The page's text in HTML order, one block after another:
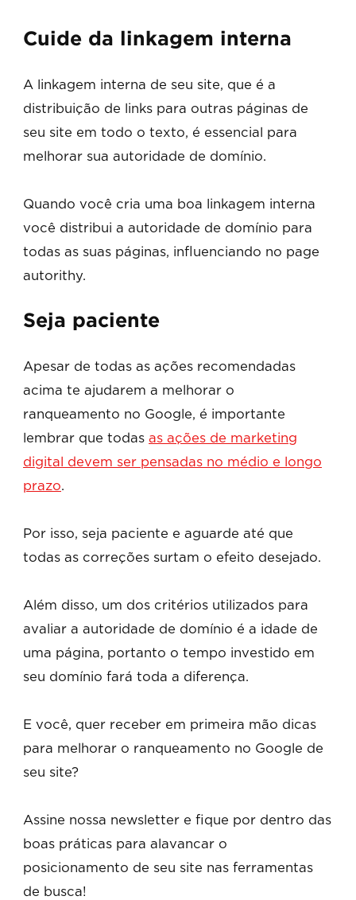
Cuide da linkagem interna
A linkagem interna de seu site, que é a
distribuição de links para outras páginas de
seu site em todo o texto, é essencial para
melhorar sua autoridade de domínio.
Quando você cria uma boa linkagem interna
você distribui a autoridade de domínio para
todas as suas páginas, influenciando no page
autorithy.
Seja paciente
Apesar de todas as ações recomendadas
acima te ajudarem a melhorar o
ranqueamento no Google, é importante
lembrar que todas as ações de marketing
digital devem ser pensadas no médio e longo
prazo.
Por isso, seja paciente e aguarde até que
todas as correções surtam o efeito desejado.
Além disso, um dos critérios utilizados para
avaliar a autoridade de domínio é a idade de
uma página, portanto o tempo investido em
seu domínio fará toda a diferença.
E você, quer receber em primeira mão dicas
para melhorar o ranqueamento no Google de
seu site?
Assine nossa newsletter e fique por dentro das
boas práticas para alavancar o
posicionamento de seu site nas ferramentas
de busca!